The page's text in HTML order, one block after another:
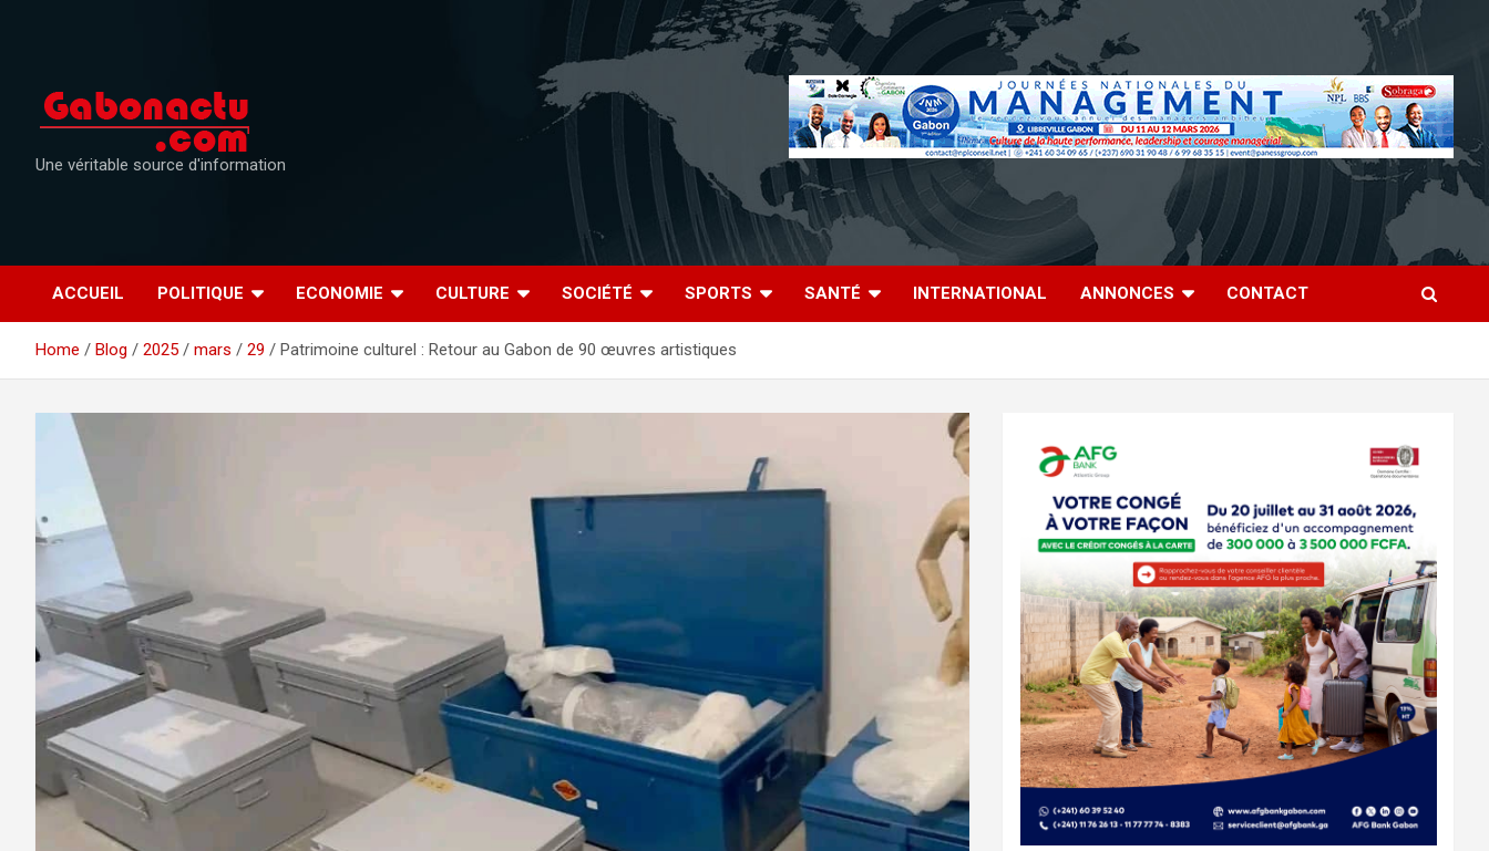
Une véritable source d'information
ACCUEIL POLITIQUE ECONOMIE CULTURE SOCIÉTÉ SPORTS SANTÉ INTERNATIONAL ANNONCES CONTACT
Home Blog 2025 mars 29 Patrimoine culturel : Retour au Gabon de 90 œuvres artistiques